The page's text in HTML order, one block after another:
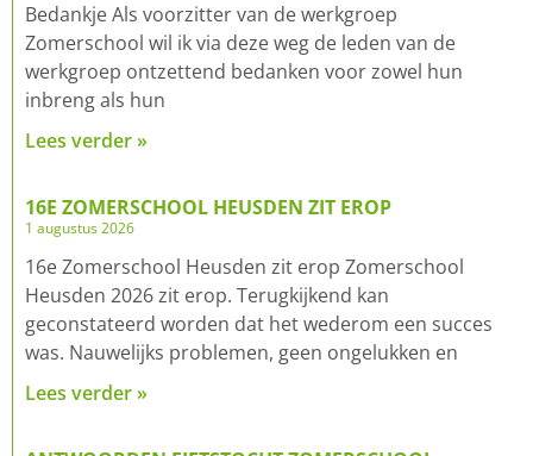
Bedankje Als voorzitter van de werkgroep
Zomerschool wil ik via deze weg de leden van de
werkgroep ontzettend bedanken voor zowel hun
inbreng als hun
Lees verder »
16E ZOMERSCHOOL HEUSDEN ZIT EROP
1 augustus 2026
16e Zomerschool Heusden zit erop Zomerschool
Heusden 2026 zit erop. Terugkijkend kan
geconstateerd worden dat het wederom een succes
was. Nauwelijks problemen, geen ongelukken en
Lees verder »